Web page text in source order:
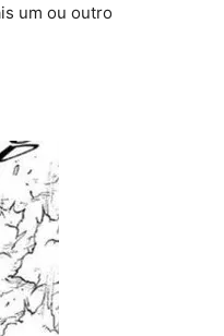
um ou outro